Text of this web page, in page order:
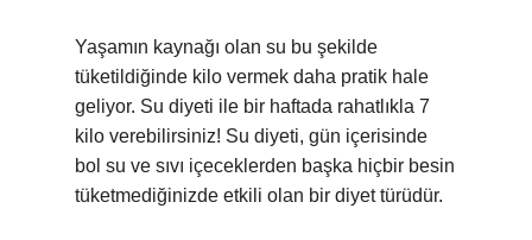
Yaşamın kaynağı olan su bu şekilde
tüketildiğinde kilo vermek daha pratik hale
geliyor. Su diyeti ile bir haftada rahatlıkla 7
kilo verebilirsiniz! Su diyeti, gün içerisinde
bol su ve sıvı içeceklerden başka hiçbir besin
tüketmediğinizde etkili olan bir diyet türüdür.